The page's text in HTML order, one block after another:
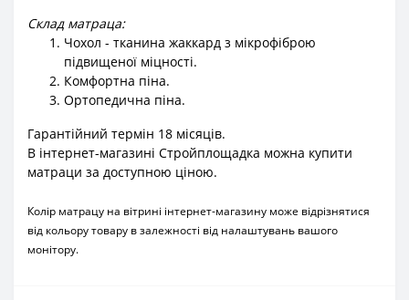
Склад матраца:
Чохол - тканина жаккард з мікрофіброю
підвищеної міцності.
Комфортна піна.
Ортопедична піна.
Гарантійний термін 18 місяців.
В інтернет-магазині Стройплощадка можна купити
матраци за доступною ціною.
Колір матрацу на вітрині інтернет-магазину може відрізнятися
від кольору товару в залежності від налаштувань вашого
монітору.